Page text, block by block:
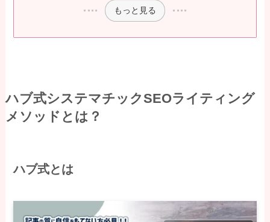
もっと見る
ハブ式システマチックSEOライティング
メソッドとは？
ハブ式とは